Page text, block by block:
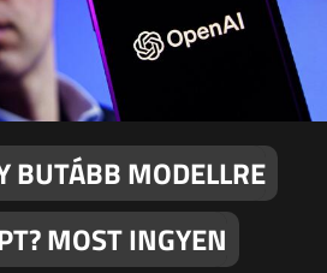
BUTÁBB MODELLRE
MOST INGYEN